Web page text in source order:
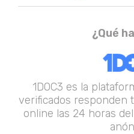
¿Qué
1DOC3 es la
verificados responden
online las 24 horas